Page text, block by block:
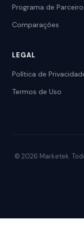
Programa de
Comparações
LEGAL
Política de
Termos de Uso
© 2026 Marketek.